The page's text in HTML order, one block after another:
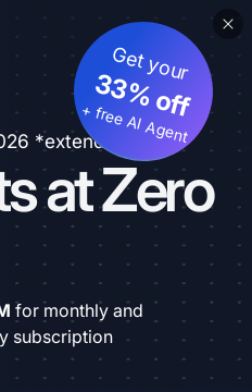
*extended
at Zero
Get your
33% off
+ free AI Agent
for monthly and
subscription